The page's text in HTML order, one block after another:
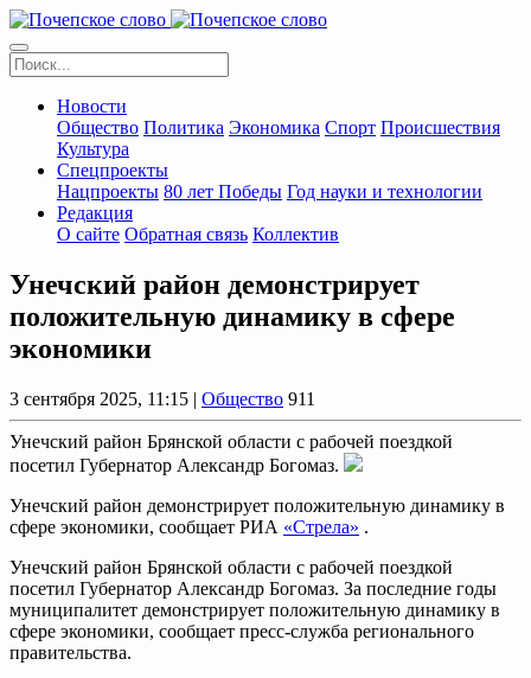
Новости
Общество Политика Экономика Спорт Происшествия
Культура
Спецпроекты
Нацпроекты 80 лет Победы Год науки и технологии
Редакция
О сайте Обратная связь Коллектив
Унечский район демонстрирует
положительную динамику в сфере
экономики
3 сентября 2025, 11:15 | Общество 911
Унечский район Брянской области с рабочей поездкой
посетил Губернатор Александр Богомаз.
Унечский район демонстрирует положительную динамику в
сфере экономики, сообщает РИА «Стрела» .
Унечский район Брянской области с рабочей поездкой
посетил Губернатор Александр Богомаз. За последние годы
муниципалитет демонстрирует положительную динамику в
сфере экономики, сообщает пресс-служба регионального
правительства.